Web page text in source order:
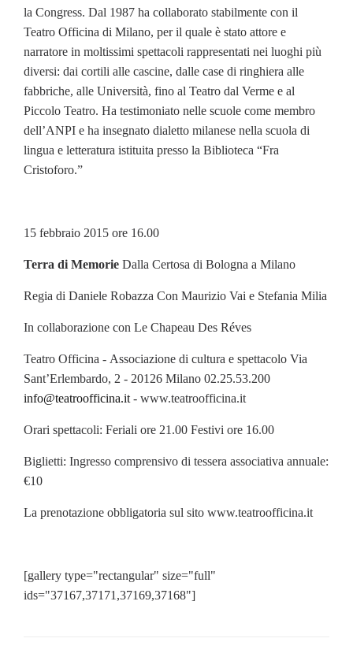
la Congress. Dal 1987 ha collaborato stabilmente con il
Teatro Officina di Milano, per il quale è stato attore e
narratore in moltissimi spettacoli rappresentati nei luoghi più
diversi: dai cortili alle cascine, dalle case di ringhiera alle
fabbriche, alle Università, fino al Teatro dal Verme e al
Piccolo Teatro. Ha testimoniato nelle scuole come membro
dell’ANPI e ha insegnato dialetto milanese nella scuola di
lingua e letteratura istituita presso la Biblioteca “Fra
Cristoforo.”
15 febbraio 2015 ore 16.00
Terra di Memorie Dalla Certosa di Bologna a Milano
Regia di Daniele Robazza Con Maurizio Vai e Stefania Milia
In collaborazione con Le Chapeau Des Réves
Teatro Officina - Associazione di cultura e spettacolo Via
Sant’Erlembardo, 2 - 20126 Milano 02.25.53.200
info@teatroofficina.it - www.teatroofficina.it
Orari spettacoli: Feriali ore 21.00 Festivi ore 16.00
Biglietti: Ingresso comprensivo di tessera associativa annuale:
€10
La prenotazione obbligatoria sul sito www.teatroofficina.it
[gallery type="rectangular" size="full"
ids="37167,37171,37169,37168"]